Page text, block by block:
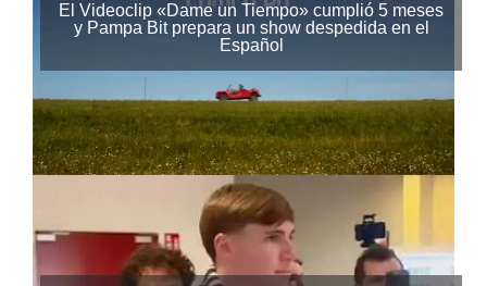
El Videoclip «Dame un Tiempo» cumplió 5 meses
y Pampa Bit prepara un show despedida en el
Español